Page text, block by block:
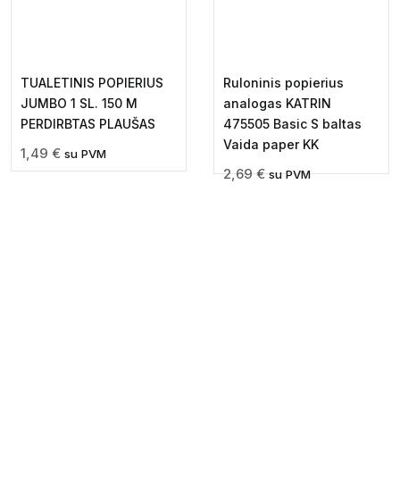
TUALETINIS POPIERIUS
JUMBO 1 SL. 150 M
PERDIRBTAS PLAUŠAS
1,49 € su PVM
Ruloninis popierius
analogas KATRIN
475505 Basic S baltas
Vaida paper KK
2,69€ su PVM